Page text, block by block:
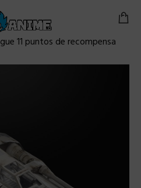
11 puntos de recompensa